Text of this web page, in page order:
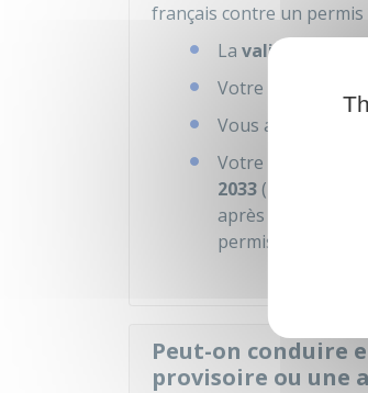
français contre un permis
La validité
Votre permis est
Vous avez commis
Votre permis
2033 (modèle
après 2 ans de
permis moto ou
Peut-on conduire
provisoire ou une